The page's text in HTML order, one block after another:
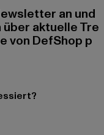
an und
aktuelle Tre
von DefShop p